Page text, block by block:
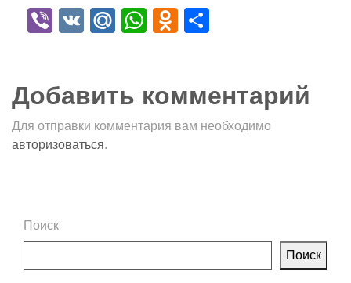
Viber
VK Mail.Ru
WhatsApp
Odnoklassniki
Добавить комментарий
Для отправки комментария вам необходимо
авторизоваться.
Поиск
Поиск